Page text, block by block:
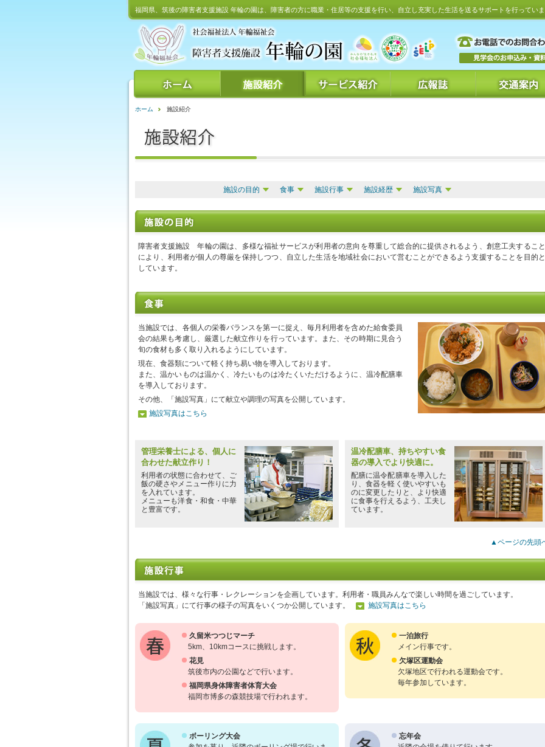
福岡県、筑後の障害者支援施設 年輪の園は、障害者の方に職業・住居等の支援を行い、自立し充実した生活を送るサポートを行ってい
ホーム 施設紹介
施設の目的 食事 施設行事 施設経歴 施設写真
障害者支援施設 年輪の園は、多様な福祉サービスが利用者の意向を尊重して総合的に提供されるよう、創意工夫すること
により、利用者が個人の尊厳を保持しつつ、自立した生活を地域社会において営むことができるよう支援することを目的と
しています。
当施設では、各個人の栄養バランスを第一に捉え、毎月利用者を含めた給食委員
会の結果も考慮し、厳選した献立作りを行っています。また、その時期に見合う
旬の食材も多く取り入れるようにしています。
現在、食器類について軽く持ち易い物を導入しております。
また、温かいものは温かく、冷たいものは冷たくいただけるように、温冷配膳車
を導入しております。
その他、「施設写真」にて献立や調理の写真を公開しています。
施設写真はこちら
管理栄養士による、個人に
合わせた献立作り！
利用者の状態に合わせて、ご
飯の硬さやメニュー作りに力
を入れています。
メニューも洋食・和食・中華
と豊富です。
温冷配膳車、持ちやすい食
器の導入でより快適に。
配膳に温令配膳車を導入した
り、食器を軽く使いやすいも
のに変更したりと、より快適
に食事を行えるよう、工夫し
ています。
▲ページの先頭
当施設では、様々な行事・レクレーションを企画しています。利用者・職員みんなで楽しい時間を過ごしています。
「施設写真」にて行事の様子の写真をいくつか公開しています。
施設写真はこちら
久留米つつじマーチ
5km、10kmコースに挑戦します。
花見
筑後市内の公園などで行います。
福岡県身体障害者体育大会
福岡市博多の森競技場で行われます。
一泊旅行
メイン行事です。
欠塚区運動会
欠塚地区で行われる運動会です。
毎年参加しています。
ボーリング大会
忘年会